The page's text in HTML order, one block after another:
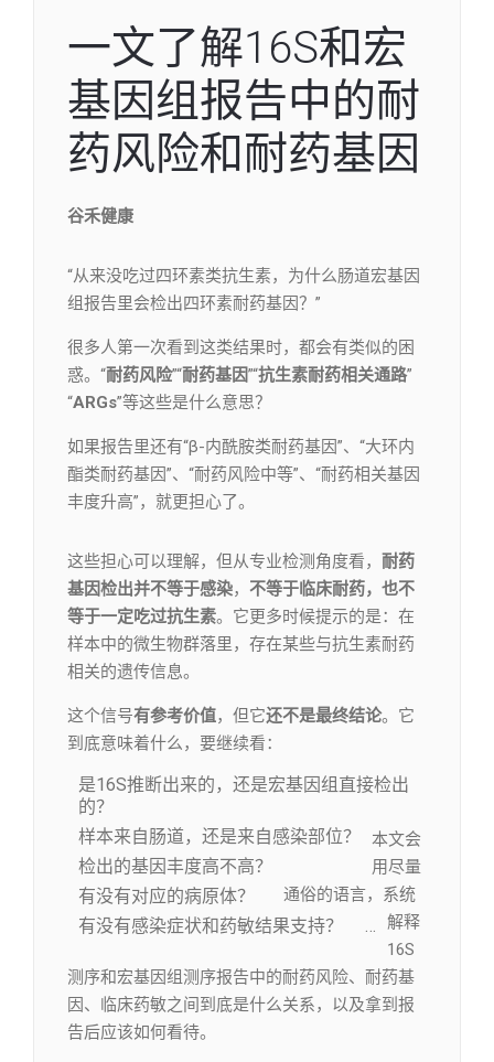
一文了解16S和宏
基因组报告中的耐
药风险和耐药基因
谷禾健康
“从来没吃过四环素类抗生素，为什么肠道宏基因
组报告里会检出四环素耐药基因？”
很多人第一次看到这类结果时，都会有类似的困
惑。“耐药风险”“耐药基因”“抗生素耐药相关通路”
“ARGs”等这些是什么意思？
如果报告里还有“β-内酰胺类耐药基因”、“大环内
酯类耐药基因”、“耐药风险中等”、“耐药相关基因
丰度升高”，就更担心了。
这些担心可以理解，但从专业检测角度看， 耐药
基因检出并不等于感染， 不等于临床耐药，也不
等于一定吃过抗生素。它更多时候提示的是：在
样本中的微生物群落里，存在某些与抗生素耐药
相关的遗传信息。
这个信号有参考价值，但它还不是最终结论。它
到底意味着什么，要继续看：
是16S推断出来的，还是宏基因组直接检出
的？
样本来自肠道，还是来自感染部位？
检出的基因丰度高不高？
有没有对应的病原体？
有没有感染症状和药敏结果支持？
…
本文会
用尽量
通俗的语言，系统
解释
16S
测序和宏基因组测序报告中的耐药风险、耐药基
因、临床药敏之间到底是什么关系，以及拿到报
告后应该如何看待。